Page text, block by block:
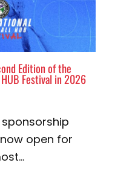
Edition of the
Festival in 2026
open for